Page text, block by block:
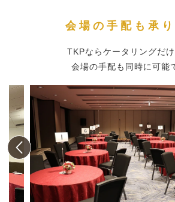
会場の手配も承
TKPならケータリングだけ
会場の手配も同時に可能